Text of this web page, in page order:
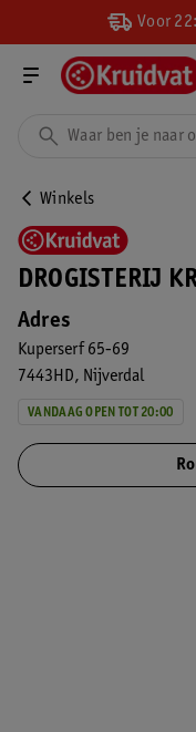
Voor
Winkels
DROGISTERIJ
Adres
Kuperserf 65-69
7443HD
Nijverdal
VANDAAG OPEN TOT 20:00